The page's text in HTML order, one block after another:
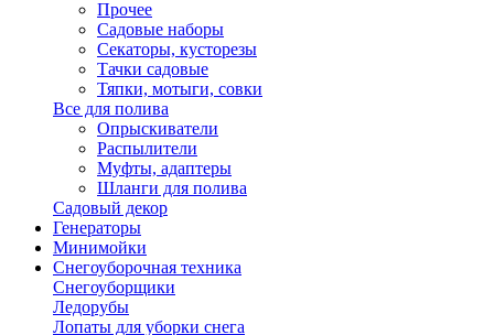
Прочее
Садовые наборы
Секаторы, кусторезы
Тачки садовые
Тяпки, мотыги, совки
Все для полива
Опрыскиватели
Распылители
Муфты, адаптеры
Шланги для полива
Садовый декор
Генераторы
Минимойки
Снегоуборочная техника
Снегоуборщики
Ледорубы
Лопаты для уборки снега